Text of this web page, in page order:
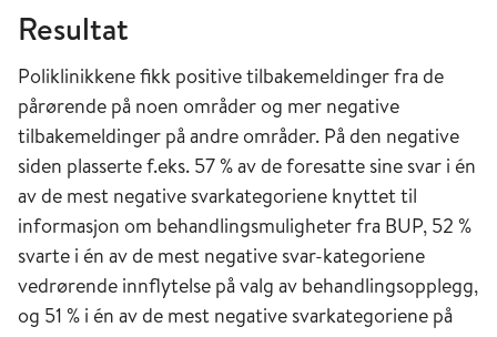
Resultat
Poliklinikkene fikk positive tilbakemeldinger fra de
pårørende på noen områder og mer negative
tilbakemeldinger på andre områder. På den negative
siden plasserte f.eks. 57 % av de foresatte sine svar i én
av de mest negative svarkategoriene knyttet til
informasjon om behandlingsmuligheter fra BUP, 52 %
svarte i én av de mest negative svar-kategoriene
vedrørende innflytelse på valg av behandlingsopplegg,
og 51 % i én av de mest negative svarkategoriene på